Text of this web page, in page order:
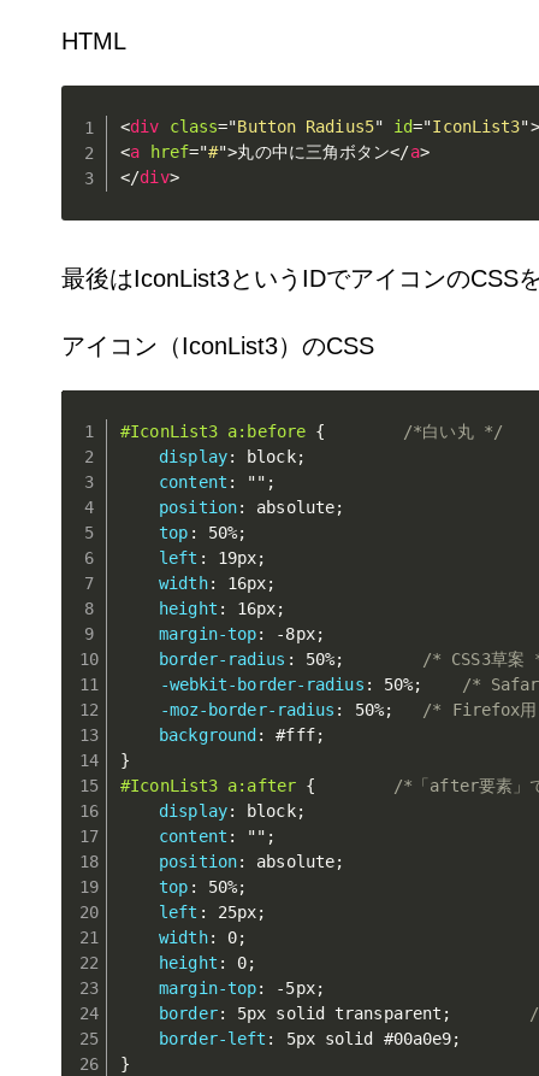
HTML
<div class="Button Radius5" id="IconList3">
<a href="#">丸の中に三角ボタン</a>
</div>
最後はIconList3というIDでアイコンのCSS
アイコン（IconList3）のCSS
#IconList3 a:before {
/*白い丸 */
display: block;
content : "" ;
position: absolute;
top : 50%;
left : 19px;
width: 16px;
height : 16px;
margin-top: -8px;
border-radius : 50%;
/* CSS3草案
-webkit-border-radius : 50%;
/*
-moz-border-radius : 50%;
/* Firefox
background : #fff;
}
#IconList3 a:after {
/*「after要素」
display: block;
content : "" ;
position: absolute;
top : 50%;
left : 25px;
width: 0;
height : 0;
margin-top: -5px;
border: 5px solid transparent ;
border-left : 5px solid #00a0e9;
}